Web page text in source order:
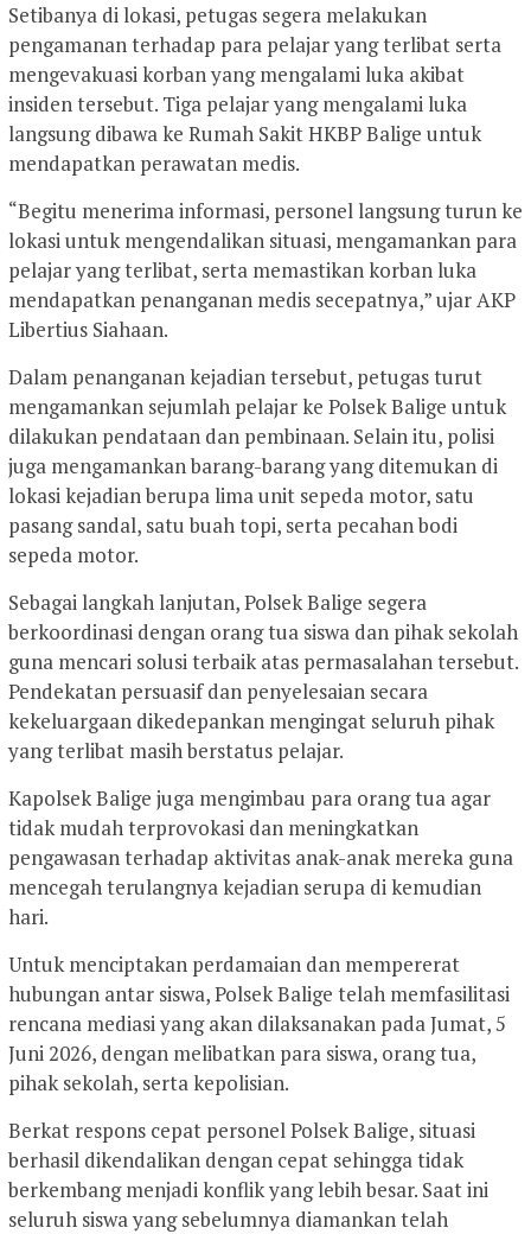
Setibanya di lokasi, petugas segera melakukan
pengamanan terhadap para pelajar yang terlibat serta
mengevakuasi korban yang mengalami luka akibat
insiden tersebut. Tiga pelajar yang mengalami luka
langsung dibawa ke Rumah Sakit HKBP Balige untuk
mendapatkan perawatan medis.
“Begitu menerima informasi, personel langsung turun ke
lokasi untuk mengendalikan situasi, mengamankan para
pelajar yang terlibat, serta memastikan korban luka
mendapatkan penanganan medis secepatnya,” ujar AKP
Libertius Siahaan.
Dalam penanganan kejadian tersebut, petugas turut
mengamankan sejumlah pelajar ke Polsek Balige untuk
dilakukan pendataan dan pembinaan. Selain itu, polisi
juga mengamankan barang-barang yang ditemukan di
lokasi kejadian berupa lima unit sepeda motor, satu
pasang sandal, satu buah topi, serta pecahan bodi
sepeda motor.
Sebagai langkah lanjutan, Polsek Balige segera
berkoordinasi dengan orang tua siswa dan pihak sekolah
guna mencari solusi terbaik atas permasalahan tersebut.
Pendekatan persuasif dan penyelesaian secara
kekeluargaan dikedepankan mengingat seluruh pihak
yang terlibat masih berstatus pelajar.
Kapolsek Balige juga mengimbau para orang tua agar
tidak mudah terprovokasi dan meningkatkan
pengawasan terhadap aktivitas anak-anak mereka guna
mencegah terulangnya kejadian serupa di kemudian
hari.
Untuk menciptakan perdamaian dan mempererat
hubungan antar siswa, Polsek Balige telah memfasilitasi
rencana mediasi yang akan dilaksanakan pada Jumat, 5
Juni 2026, dengan melibatkan para siswa, orang tua,
pihak sekolah, serta kepolisian.
Berkat respons cepat personel Polsek Balige, situasi
berhasil dikendalikan dengan cepat sehingga tidak
berkembang menjadi konflik yang lebih besar. Saat ini
seluruh siswa yang sebelumnya diamankan telah